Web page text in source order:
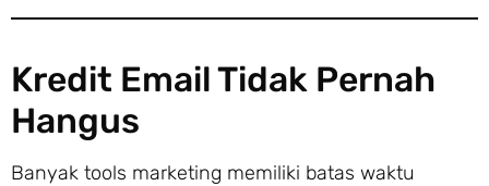
Kredit Email Tidak Pernah
Hangus
Banyak tools marketing memiliki batas waktu